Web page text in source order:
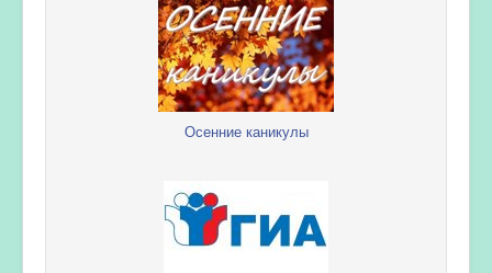
Осенние каникулы